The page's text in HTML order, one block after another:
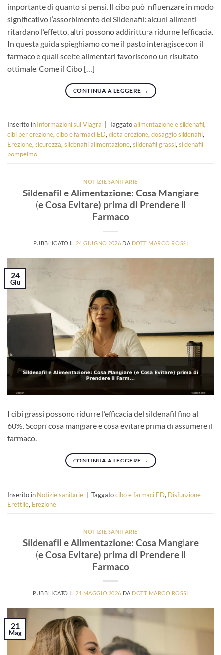
importante di quanto si pensi. Il cibo può influenzare in modo
significativo l’assorbimento del Sildenafil: alcuni alimenti
ritardano l’effetto, altri possono addirittura ridurne l’efficacia.
In questa guida spieghiamo come il pasto interagisce con il
farmaco e quali scelte alimentari favoriscono un risultato
ottimale. Come il Cibo […]
CONTINUA A LEGGERE →
Inserito in Informazioni sul Viagra Taggatoalimentazione e sildenafil,
cibi per erezione,cibo e farmaci ED,dieta erezione,dosaggio sildenafil,
Erezione,sicurezza,sildenafil alimentazione,sildenafil grassi,sildenafil
pompelmo
NOTIZIE SANITARIE
Sildenafil e Alimentazione: Cosa Mangiare
(e Cosa Evitare) prima di Prendere il
Farmaco
PUBBLICATO IL 24 GIUGNO 2026 DA DOTT. MARCO ROSSI
24
Giu
I cibi grassi possono ridurre l’efficacia del sildenafil fino al
60%. Scopri cosa mangiare e cosa evitare prima di assumere il
farmaco.
CONTINUA A LEGGERE →
Inserito in Notizie sanitarie Taggatocibo e farmaci ED, Disfunzione
Erettile, Erezione
NOTIZIE SANITARIE
Sildenafil e Alimentazione: Cosa Mangiare
(e Cosa Evitare) prima di Prendere il
Farmaco
PUBBLICATO IL 21 MAGGIO 2026 DA DOTT. MARCO ROSSI
21
Mag